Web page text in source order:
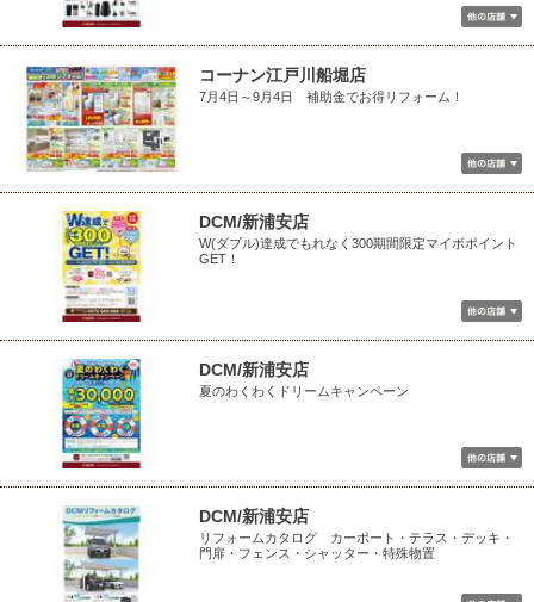
コーナン江戸川船堀店
7月4日～9月4日 補助金でお得リフォーム！
DCM/新浦安店
W(ダブル)達成でもれなく300期間限定マイボポイント
GET！
DCM/新浦安店
夏のわくわくドリームキャンペーン
DCM/新浦安店
リフォームカタログ カーポート・テラス・デッキ・
門扉・フェンス・シャッター・特殊物置